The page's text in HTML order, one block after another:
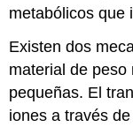
metabólicos que
Existen dos
material de peso
pequeñas. El
iones a través